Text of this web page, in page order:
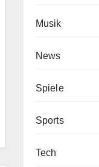
Musik
News
Spiele
Sports
Tech